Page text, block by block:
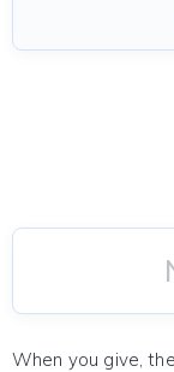
When you give,